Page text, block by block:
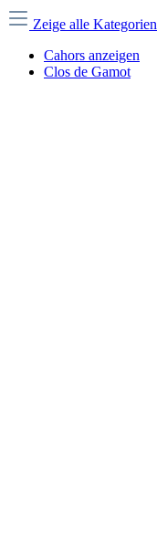
Zeige alle Kategorien
Cahors anzeigen
Clos de Gamot